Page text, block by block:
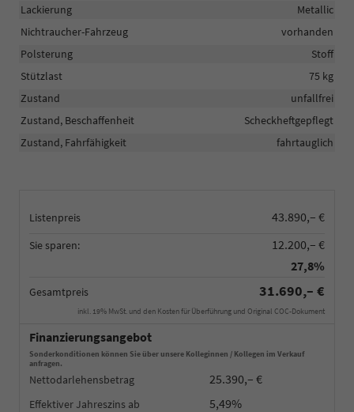
Listenpreis 43.890,– €
Sie sparen:
12.200,– €
27,8%
Gesamtpreis 31.690,– €
inkl. 19% MwSt. und den Kosten für Überführung und Original COC-Dokument
Finanzierungsangebot
Sonderkonditionen können Sie über unsere Kolleginnen / Kollegen im Verkauf
anfragen.
Nettodarlehensbetrag 25.390,– €
Effektiver Jahreszins 5,49%
Lackierung
Metallic
Nichtraucher-Fahrzeug
vorhanden
Polsterung
Stoff
Stützlast
75 kg
Zustand
unfallfrei
Zustand, Beschaffenheit
Scheckheftgepflegt
Zustand, Fahrfähigkeit
fahrtauglich